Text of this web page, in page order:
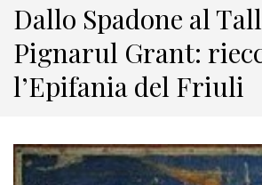
Dallo Spadone al
Pignarul Grant:
l’Epifania del Friuli